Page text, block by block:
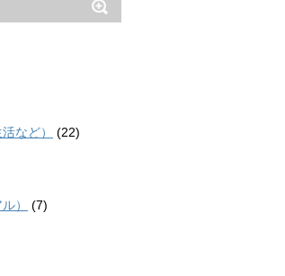
など）
(22)
）
(7)